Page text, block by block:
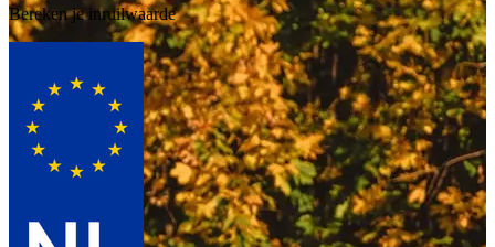
Bereken je inruilwaarde